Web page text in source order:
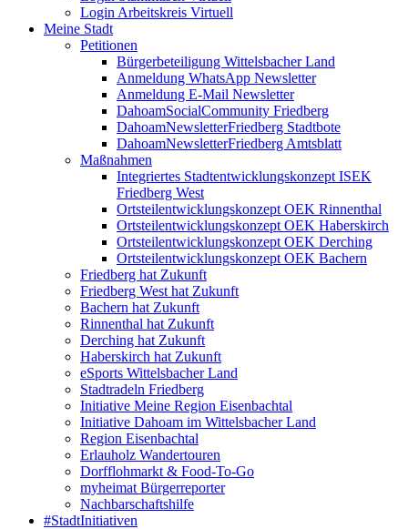
Login Arbeitskreis Virtuell
Meine Stadt
Petitionen
Bürgerbeteiligung Wittelsbacher Land
Anmeldung WhatsApp Newsletter
Anmeldung E-Mail Newsletter
DahoamSocialCommunity Friedberg
DahoamNewsletterFriedberg Stadtbote
DahoamNewsletterFriedberg Amtsblatt
Maßnahmen
Integriertes Stadtentwicklungskonzept ISEK
Friedberg West
Ortsteilentwicklungskonzept OEK Rinnenthal
Ortsteilentwicklungskonzept OEK Haberskirch
Ortsteilentwicklungskonzept OEK Derching
Ortsteilentwicklungskonzept OEK Bachern
Friedberg hat Zukunft
Friedberg West hat Zukunft
Bachern hat Zukunft
Rinnenthal hat Zukunft
Derching hat Zukunft
Haberskirch hat Zukunft
eSports Wittelsbacher Land
Stadtradeln Friedberg
Initiative Meine Region Eisenbachtal
Initiative Dahoam im Wittelsbacher Land
Region Eisenbachtal
Erlauholz Wandertouren
Dorfflohmarkt & Food-To-Go
myheimat Bürgerreporter
Nachbarschaftshilfe
#StadtInitiativen